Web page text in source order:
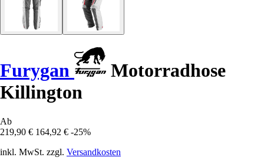
Furygan
Motorradhose
Killington
Ab
219,90 € 164,92 € -25%
inkl. MwSt. zzgl. Versandkosten